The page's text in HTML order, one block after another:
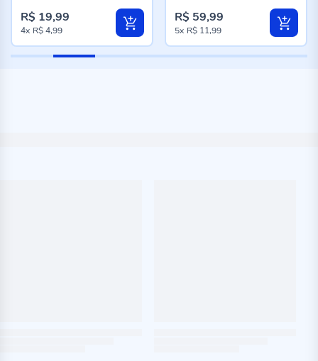
R$ 19,99
4x R$ 4,99
R$ 59,99
5x R$ 11,99